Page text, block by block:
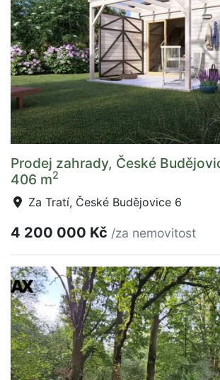
Prodej zahrady, České
406 m2
Za Tratí, České Budějovice 6
4 200 000 Kč /za nemovitost